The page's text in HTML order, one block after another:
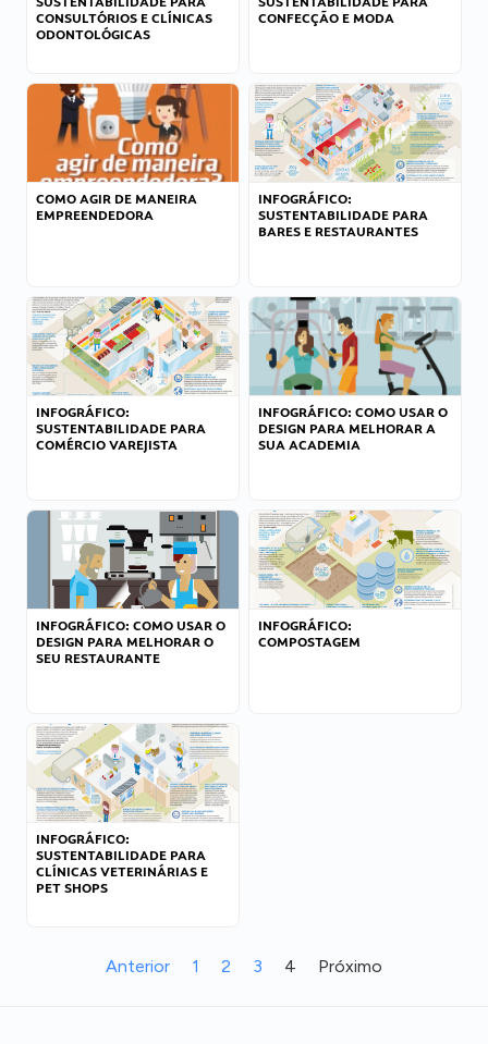
CONSULTÓRIOS E CLÍNICAS
ODONTOLÓGICAS
CONFECÇÃO E MODA
COMO AGIR DE MANEIRA
EMPREENDEDORA
INFOGRÁFICO:
SUSTENTABILIDADE PARA
BARES E RESTAURANTES
INFOGRÁFICO:
SUSTENTABILIDADE PARA
COMÉRCIO VAREJISTA
INFOGRÁFICO: COMO USAR O
DESIGN PARA MELHORAR A
SUA ACADEMIA
INFOGRÁFICO: COMO USAR O
DESIGN PARA MELHORAR O
SEU RESTAURANTE
INFOGRÁFICO:
COMPOSTAGEM
INFOGRÁFICO:
SUSTENTABILIDADE PARA
CLÍNICAS VETERINÁRIAS E
PET SHOPS
Anterior 1 2 3 4 Próximo